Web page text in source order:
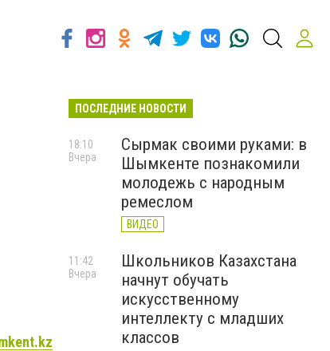
ПОСЛЕДНИЕ НОВОСТИ
Сырмак своими руками: в
Шымкенте познакомили
молодежь с народным
ремеслом
ВИДЕО
18:10
Вчера
Школьников Казахстана
начнут обучать
искусственному
интеллекту с младших
классов
11:42
Вчера